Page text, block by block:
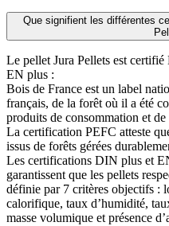
Que signifient les différentes
Le pellet Jura Pellets est
EN plus :
Bois de France est un label
français, de la forêt où il a été
produits de consommation et
La certification PEFC atteste
issus de forêts gérées
Les certifications DIN plus et
garantissent que les pellets
définie par 7 critères objectifs :
calorifique, taux d’humidité,
masse volumique et présence